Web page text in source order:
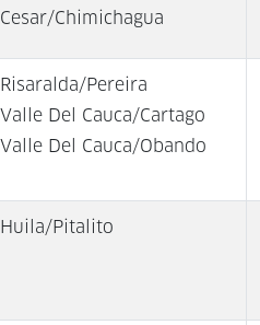
Cesar/Chimichagua
Risaralda/Pereira
Valle Del Cauca/Cartago
Valle Del Cauca/Obando
Huila/Pitalito